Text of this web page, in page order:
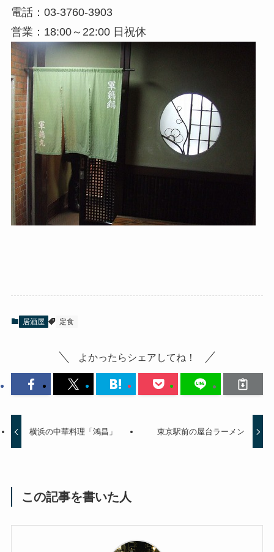
電話：03-3760-3903
営業：18:00～22:00 日祝休
居酒屋 定食
よかったらシェアしてね！
横浜の中華料理「鴻昌」 東京駅前の屋台ラーメン
この記事を書いた人